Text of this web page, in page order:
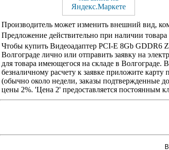
Производитель может изменить внешний вид,
Предложение действительно при наличии
Чтобы купить Видеоадаптер PCI-E 8Gb
Волгограде лично или отправить заявку на
для товара имеющегося на складе в Волгограде.
безналичному расчету к заявке приложите
(обычно около недели, заказы подтвержденные
цены 2%. 'Цена 2' предоставляется постоянным